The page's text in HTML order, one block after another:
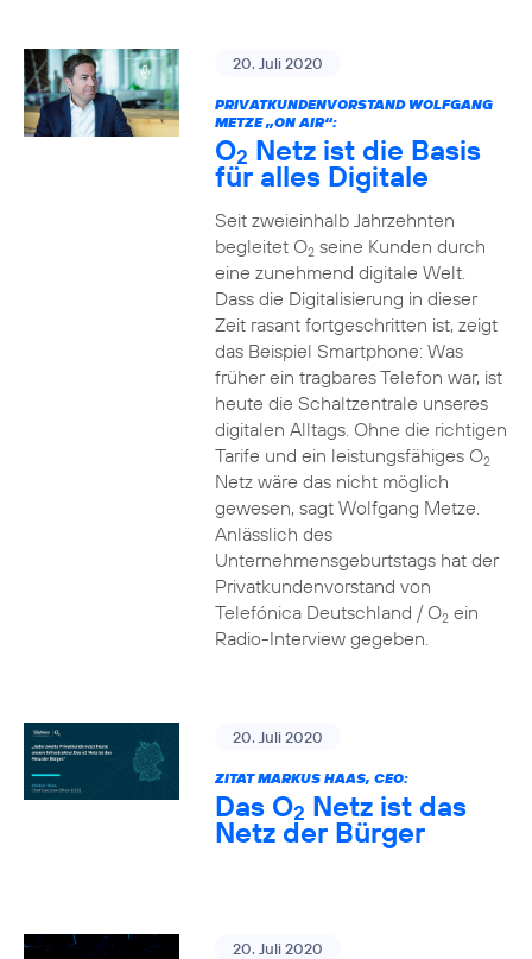
20. Juli 2020
PRIVATKUNDENVORSTAND WOLFGANG
METZE „ON AIR“:
O2 Netz ist die Basis
für alles Digitale
Seit zweieinhalb Jahrzehnten
begleitet O2seine Kunden durch
eine zunehmend digitale Welt.
Dass die Digitalisierung in dieser
Zeit rasant fortgeschritten ist, zeigt
das Beispiel Smartphone: Was
früher ein tragbares Telefon war, ist
heute die Schaltzentrale unseres
digitalen Alltags. Ohne die richtigen
Tarife und ein leistungsfähiges O2
Netz wäre das nicht möglich
gewesen, sagt Wolfgang Metze.
Anlässlich des
Unternehmensgeburtstags hat der
Privatkundenvorstand von
Telefónica Deutschland / O2ein
Radio-Interview gegeben.
20. Juli 2020
ZITAT MARKUS HAAS, CEO:
Das O2 Netz ist das
Netz der Bürger
20. Juli 2020